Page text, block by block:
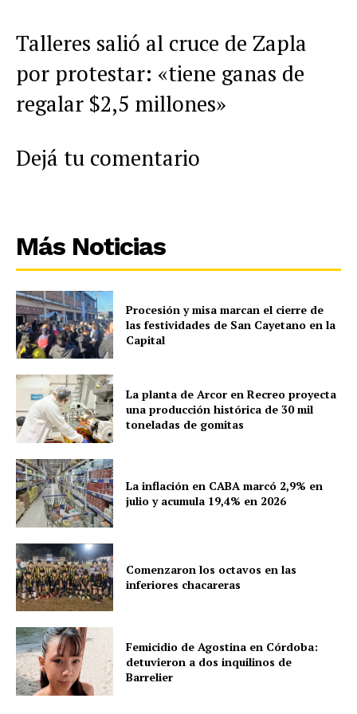
Talleres salió al cruce de Zapla
por protestar: «tiene ganas de
regalar $2,5 millones»
Dejá tu comentario
Más Noticias
Procesión y misa marcan el cierre de
las festividades de San Cayetano en la
Capital
La planta de Arcor en Recreo proyecta
una producción histórica de 30 mil
toneladas de gomitas
La inflación en CABA marcó 2,9% en
julio y acumula 19,4% en 2026
Comenzaron los octavos en las
inferiores chacareras
Femicidio de Agostina en Córdoba:
detuvieron a dos inquilinos de
Barrelier